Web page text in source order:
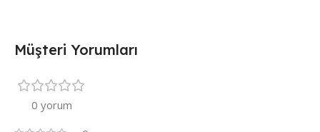
Müşteri Yorumları
0 yorum